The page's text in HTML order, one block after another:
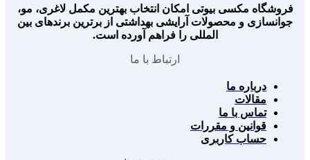
فروشگاه مکسی بیوتی امکان انتخاب بهترین مکمل لاغری، مو،
جوانسازی و محصولات آرایشی بهداشتی از برترین برندهای بین
المللی را فراهم آورده است.
ارتباط با ما
درباره ما
مقالات
تماس با ما
قوانین و مقررات
حساب کاربری